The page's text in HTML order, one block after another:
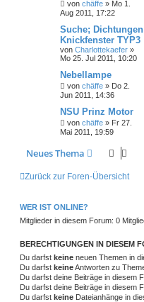
von chäffe » Mo 1.
Aug 2011, 17:22
Suche; Dichtungen
Knickfenster TYP3
von Charlottekaefer »
Mo 25. Jul 2011, 10:20
Nebellampe
von chäffe » Do 2.
Jun 2011, 14:36
NSU Prinz Motor
von chäffe » Fr 27.
Mai 2011, 19:59
Neues Thema
Zurück zur Foren-Übersicht
WER IST ONLINE?
Mitglieder in diesem Forum: 0
BERECHTIGUNGEN IN DIESEM
Du darfst keine neuen Themen in
Du darfst keineAntworten zu
Du darfst deine Beiträge in diesem
Du darfst deine Beiträge in diesem
Du darfst keine Dateianhänge in